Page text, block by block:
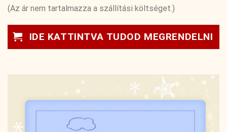
(Az ár nem tartalmazza a szállítási költséget.)
IDE KATTINTVA TUDOD MEGRENDELNI